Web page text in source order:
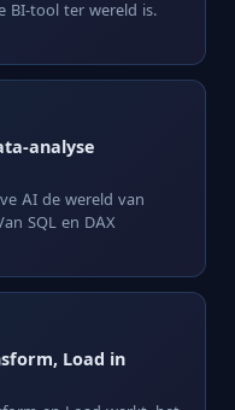
BI-tool ter wereld is.
analyse
AI de wereld van
SQL en DAX
Load in